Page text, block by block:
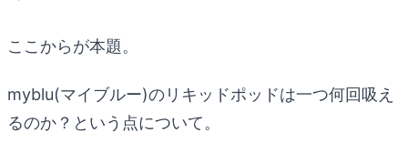
ここからが本題。
myblu(マイブルー)のリキッドポッドは一つ何回吸え
るのか？という点について。